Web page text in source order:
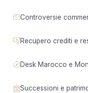
Controversie
Recupero crediti e
Desk Marocco e
Successioni e